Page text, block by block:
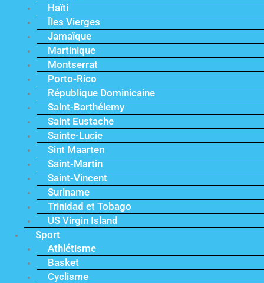
Haïti
Îles Vierges
Jamaïque
Martinique
Montserrat
Porto-Rico
République Dominicaine
Saint-Barthélemy
Saint Eustache
Sainte-Lucie
Sint Maarten
Saint-Martin
Saint-Vincent
Suriname
Trinidad et Tobago
US Virgin Island
Sport
Athlétisme
Basket
Cyclisme